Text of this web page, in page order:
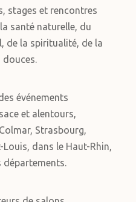
stages et rencontres
santé naturelle, du
de la spiritualité, de la
événements
et alentours,
Strasbourg,
dans le Haut-Rhin,
départements.